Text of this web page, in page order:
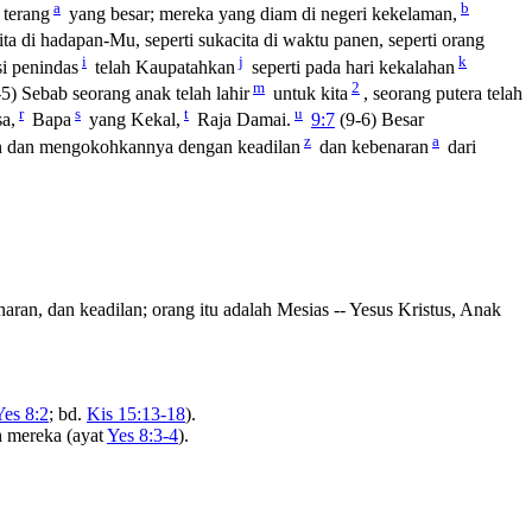
a yang besar; mereka yang diam di negeri kekelaman, b
di hadapan-Mu, seperti sukacita di waktu panen, seperti orang
penindas i telah Kaupatahkan j seperti pada hari kekalahan k
Sebab seorang anak telah lahir m untuk kita 2 , seorang putera telah
r Bapa s yang Kekal, t Raja Damai. u 9:7 (9-6) Besar
mengokohkannya dengan keadilan z dan kebenaran a dari
dan keadilan; orang itu adalah Mesias -- Yesus Kristus, Anak
8:2; bd. Kis 15:13-18).
mereka (ayatYes 8:3-4).